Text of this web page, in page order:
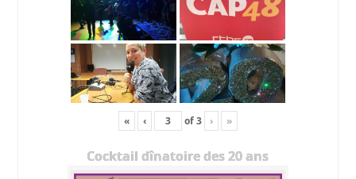
« ‹ of3 › »
Cocktail dînatoire des 20 ans